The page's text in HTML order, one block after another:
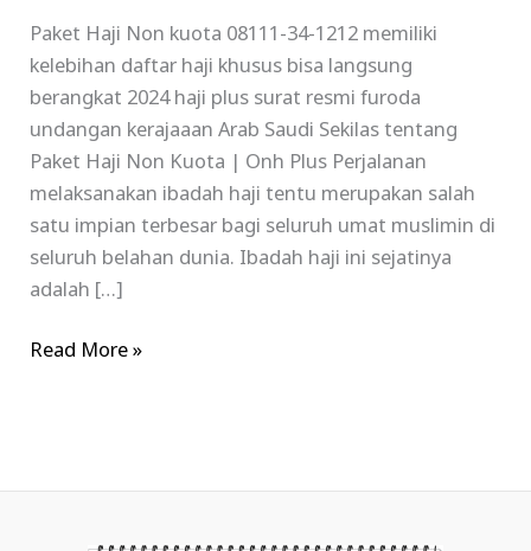
Paket Haji Non kuota 08111-34-1212 memiliki
kelebihan daftar haji khusus bisa langsung
berangkat 2024 haji plus surat resmi furoda
undangan kerajaaan Arab Saudi Sekilas tentang
Paket Haji Non Kuota | Onh Plus Perjalanan
melaksanakan ibadah haji tentu merupakan salah
satu impian terbesar bagi seluruh umat muslimin di
seluruh belahan dunia. Ibadah haji ini sejatinya
adalah […]
Read More »